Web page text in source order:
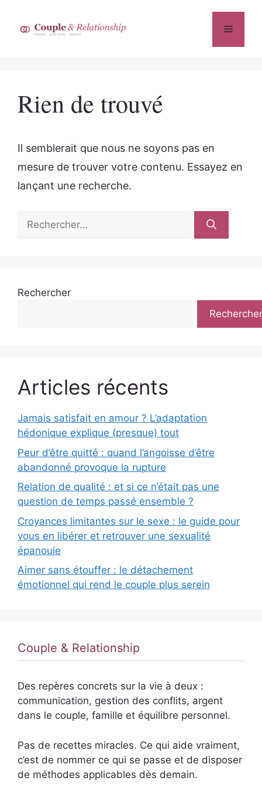
contenu
Menu
Rien de trouvé
Il semblerait que nous ne soyons pas en
mesure de trouver votre contenu. Essayez en
lançant une recherche.
Rechercher :
Rechercher
Rechercher
Articles récents
Jamais satisfait en amour ? L’adaptation
hédonique explique (presque) tout
Peur d’être quitté : quand l’angoisse d’être
abandonné provoque la rupture
Relation de qualité : et si ce n’était pas une
question de temps passé ensemble ?
Croyances limitantes sur le sexe : le guide pour
vous en libérer et retrouver une sexualité
épanouie
Aimer sans étouffer : le détachement
émotionnel qui rend le couple plus serein
Couple & Relationship
Des repères concrets sur la vie à deux :
communication, gestion des conflits, argent
dans le couple, famille et équilibre personnel.
Pas de recettes miracles. Ce qui aide vraiment,
c’est de nommer ce qui se passe et de disposer
de méthodes applicables dès demain.